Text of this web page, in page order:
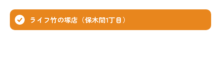
ライフ竹の塚店（保木間1丁目）